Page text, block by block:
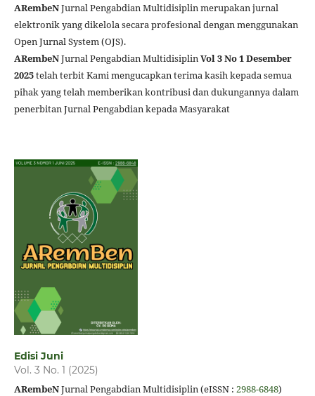
ARembeNJurnal Pengabdian Multidisiplin merupakan jurnal
elektronik yang dikelola secara profesional dengan menggunakan
Open Jurnal System (OJS).
ARembeNJurnal Pengabdian MultidisiplinVol 3 No 1 Desember
2025telah terbit Kami mengucapkan terima kasih kepada semua
pihak yang telah memberikan kontribusi dan dukungannya dalam
penerbitan Jurnal Pengabdian kepada Masyarakat
Edisi Juni
Vol. 3 No. 1 (2025)
ARembeNJurnal Pengabdian Multidisiplin (eISSN : 2988-6848)